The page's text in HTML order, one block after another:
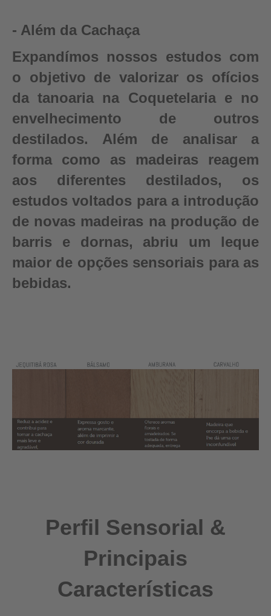
- Além da Cachaça
Expandímos nossos estudos com
o objetivo de valorizar os ofícios
da tanoaria na Coquetelaria e no
envelhecimento de outros
destilados. Além de analisar a
forma como as madeiras reagem
aos diferentes destilados, os
estudos voltados para a introdução
de novas madeiras na produção de
barris e dornas, abriu um leque
maior de opções sensoriais para as
bebidas.
Perfil Sensorial &
Principais
Características